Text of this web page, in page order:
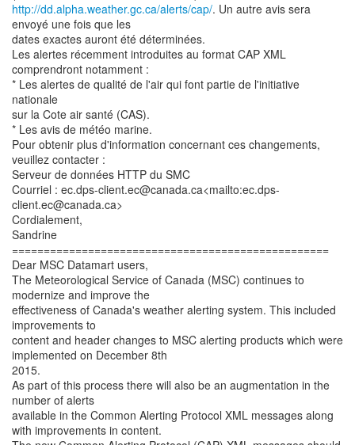
http://dd.alpha.weather.gc.ca/alerts/cap/. Un autre avis sera
envoyé une fois que les
dates exactes auront été déterminées.
Les alertes récemment introduites au format CAP XML
comprendront notamment :
* Les alertes de qualité de l'air qui font partie de l'initiative
nationale
sur la Cote air santé (CAS).
* Les avis de météo marine.
Pour obtenir plus d'information concernant ces changements,
veuillez contacter :
Serveur de données HTTP du SMC
Courriel : ec.dps-client.ec@canada.ca<mailto:ec.dps-
client.ec@canada.ca>
Cordialement,
Sandrine
==================================================
Dear MSC Datamart users,
The Meteorological Service of Canada (MSC) continues to
modernize and improve the
effectiveness of Canada's weather alerting system. This included
improvements to
content and header changes to MSC alerting products which were
implemented on December 8th
2015.
As part of this process there will also be an augmentation in the
number of alerts
available in the Common Alerting Protocol XML messages along
with improvements in content.